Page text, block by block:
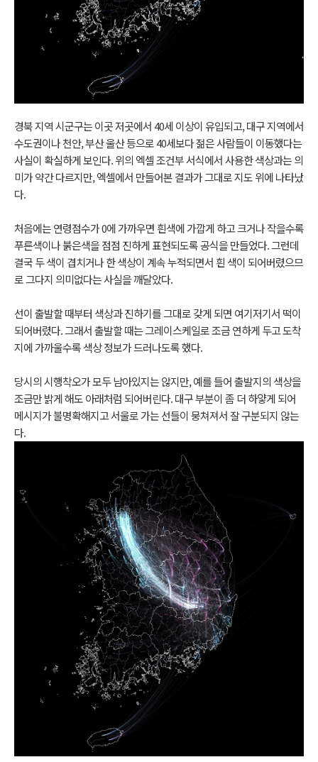
경북 지역 시군구는 이곳 저곳에서 40세 이상이 유입되고, 대구 지역에서
수도권이나 천안, 부산 울산 등으로 40세보다 젊은 사람들이 이동했다는
사실이 확실하게 보인다. 위의 엑셀 조건부 서식에서 사용한 색상과는 의
미가 약간 다르지만, 엑셀에서 만들어본 결과가 그대로 지도 위에 나타났
다.
처음에는 연령점수가 0에 가까우면 흰색에 가깝게 하고 크거나 작을수록
푸른색이나 붉은색을 점점 진하게 표현되도록 공식을 만들었다. 그런데
결국 두 색이 겹치거나 한 색상이 계속 누적되면서 흰 색이 되어버렸으므
로 그다지 의미없다는 사실을 깨달았다.
선이 출발할 때부터 색상과 진하기를 그대로 갖게 되면 여기저기서 떡이
되어버렸다. 그래서 출발할 때는 그레이스케일로 조금 연하게 두고 도착
지에 가까울수록 색상 정보가 드러나도록 했다.
당시의 시행착오가 모두 남아있지는 않지만, 예를 들어 출발지의 색상을
조금만 밝게 해도 아래처럼 되어버린다. 대구 부분이 좀 더 하얗게 되어
메시지가 불명확해지고 서울로 가는 선들이 뭉쳐져서 잘 구분되지 않는
다.